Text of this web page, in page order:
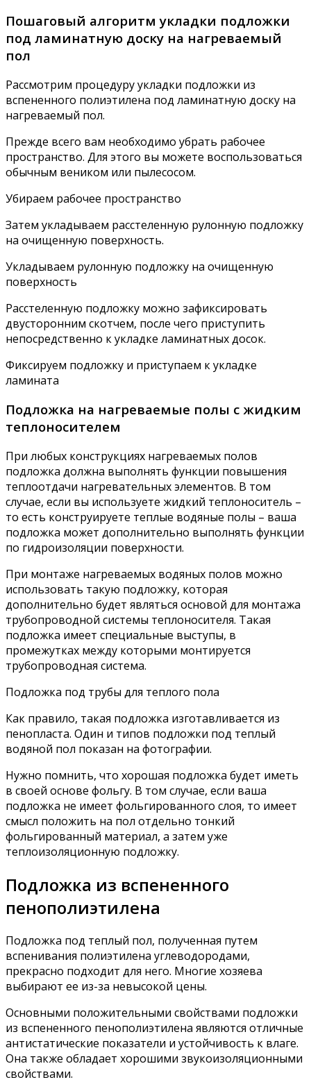
Пошаговый алгоритм укладки подложки
под ламинатную доску на нагреваемый
пол
Рассмотрим процедуру укладки подложки из
вспененного полиэтилена под ламинатную доску на
нагреваемый пол.
Прежде всего вам необходимо убрать рабочее
пространство. Для этого вы можете воспользоваться
обычным веником или пылесосом.
Убираем рабочее пространство
Затем укладываем расстеленную рулонную подложку
на очищенную поверхность.
Укладываем рулонную подложку на очищенную
поверхность
Расстеленную подложку можно зафиксировать
двусторонним скотчем, после чего приступить
непосредственно к укладке ламинатных досок.
Фиксируем подложку и приступаем к укладке
ламината
Подложка на нагреваемые полы с жидким
теплоносителем
При любых конструкциях нагреваемых полов
подложка должна выполнять функции повышения
теплоотдачи нагревательных элементов. В том
случае, если вы используете жидкий теплоноситель –
то есть конструируете теплые водяные полы – ваша
подложка может дополнительно выполнять функции
по гидроизоляции поверхности.
При монтаже нагреваемых водяных полов можно
использовать такую подложку, которая
дополнительно будет являться основой для монтажа
трубопроводной системы теплоносителя. Такая
подложка имеет специальные выступы, в
промежутках между которыми монтируется
трубопроводная система.
Подложка под трубы для теплого пола
Как правило, такая подложка изготавливается из
пенопласта. Один и типов подложки под теплый
водяной пол показан на фотографии.
Нужно помнить, что хорошая подложка будет иметь
в своей основе фольгу. В том случае, если ваша
подложка не имеет фольгированного слоя, то имеет
смысл положить на пол отдельно тонкий
фольгированный материал, а затем уже
теплоизоляционную подложку.
Подложка из вспененного
пенополиэтилена
Подложка под теплый пол, полученная путем
вспенивания полиэтилена углеводородами,
прекрасно подходит для него. Многие хозяева
выбирают ее из-за невысокой цены.
Основными положительными свойствами подложки
из вспененного пенополиэтилена являются отличные
антистатические показатели и устойчивость к влаге.
Она также обладает хорошими звукоизоляционными
свойствами.